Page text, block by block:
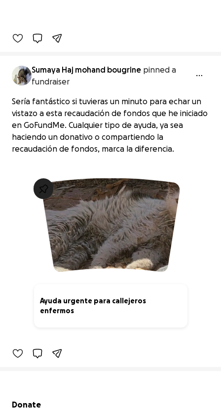
Sumaya Haj mohand bougrine pinned a
fundraiser
Sería fantástico si tuvieras un minuto para echar un
vistazo a esta recaudación de fondos que he iniciado
en GoFundMe. Cualquier tipo de ayuda, ya sea
haciendo un donativo o compartiendo la
recaudación de fondos, marca la diferencia.
Ayuda urgente para callejeros
enfermos
Secondary menu
Donate